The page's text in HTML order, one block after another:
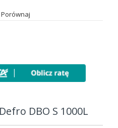
Porównaj
DBO S 1000L